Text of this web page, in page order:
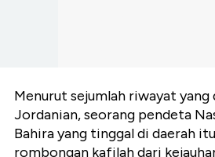
Menurut sejumlah riwayat
Jordanian, seorang pendeta
Bahira yang tinggal di daerah
rombongan kafilah dari